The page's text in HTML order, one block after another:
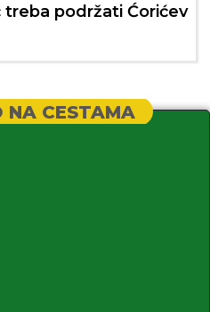
treba podržati Ćorićev
NA CESTAMA